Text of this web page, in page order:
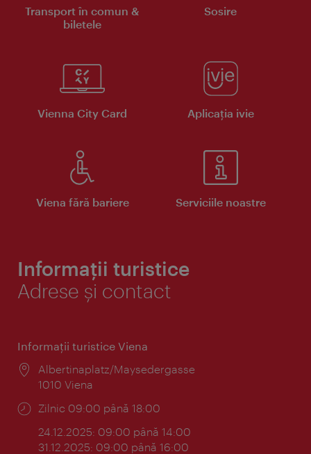
Transport în comun &
biletele
Sosire
Vienna City Card Aplicaţia ivie
Viena fără bariere Serviciile noastre
Informații turistice
Adrese și contact
Informaţii turistice Viena
Locul:
Albertinaplatz/Maysedergasse
1010 Viena
Program:
Zilnic 09:00 până 18:00
24.12.2025: 09:00 până 14:00
31.12.2025: 09:00 până 16:00